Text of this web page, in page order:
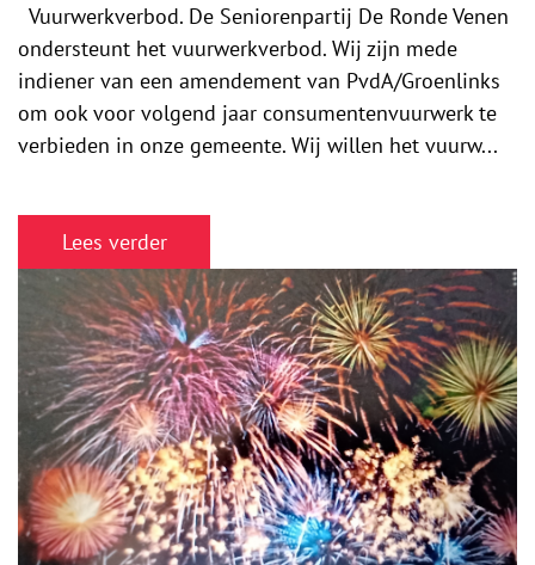
Vuurwerkverbod. De Seniorenpartij De Ronde Venen
ondersteunt het vuurwerkverbod. Wij zijn mede
indiener van een amendement van PvdA/Groenlinks
om ook voor volgend jaar consumentenvuurwerk te
verbieden in onze gemeente. Wij willen het vuurw...
Lees verder